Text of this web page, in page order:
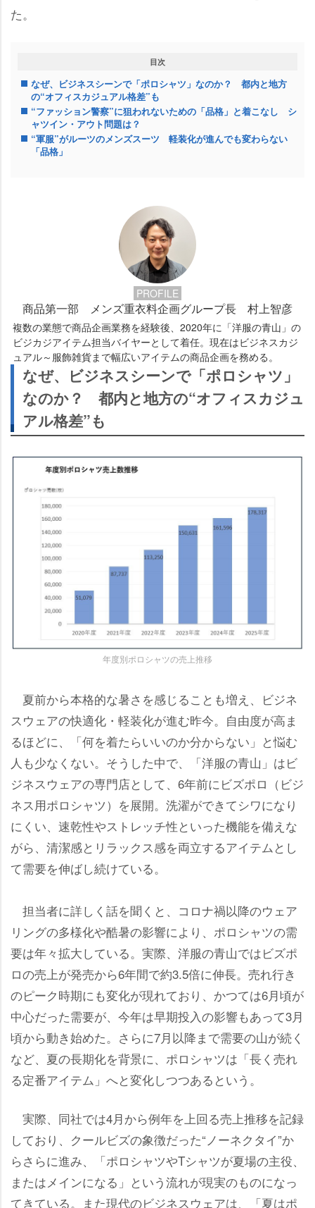
た。
目次
なぜ、ビジネスシーンで「ポロシャツ」なのか？ 都内と地方
の“オフィスカジュアル格差”も
“ファッション警察”に狙われないための「品格」と着こなし シ
ャツイン・アウト問題は？
“軍服”がルーツのメンズスーツ 軽装化が進んでも変わらない
「品格」
PROFILE
商品第一部 メンズ重衣料企画グループ長 村上智彦
複数の業態で商品企画業務を経験後、2020年に「洋服の青山」の
ビジカジアイテム担当バイヤーとして着任。現在はビジネスカジ
ュアル～服飾雑貨まで幅広いアイテムの商品企画を務める。
なぜ、ビジネスシーンで「ポロシャツ」
なのか？ 都内と地方の“オフィスカジュ
アル格差”も
年度別ポロシャツの売上推移
夏前から本格的な暑さを感じることも増え、ビジネ
スウェアの快適化・軽装化が進む昨今。自由度が高ま
るほどに、「何を着たらいいのか分からない」と悩む
人も少なくない。そうした中で、「洋服の青山」はビ
ジネスウェアの専門店として、6年前にビズポロ（ビジ
ネス用ポロシャツ）を展開。洗濯ができてシワになり
にくい、速乾性やストレッチ性といった機能を備えな
がら、清潔感とリラックス感を両立するアイテムとし
て需要を伸ばし続けている。
担当者に詳しく話を聞くと、コロナ禍以降のウェア
リングの多様化や酷暑の影響により、ポロシャツの需
要は年々拡大している。実際、洋服の青山ではビズポ
ロの売上が発売から6年間で約3.5倍に伸長。売れ行き
のピーク時期にも変化が現れており、かつては6月頃が
中心だった需要が、今年は早期投入の影響もあって3月
頃から動き始めた。さらに7月以降まで需要の山が続く
など、夏の長期化を背景に、ポロシャツは「長く売れ
る定番アイテム」へと変化しつつあるという。
実際、同社では4月から例年を上回る売上推移を記録
しており、クールビズの象徴だった“ノーネクタイ”か
らさらに進み、「ポロシャツやTシャツが夏場の主役、
またはメインになる」という流れが現実のものになっ
てきている。また現代のビジネスウェアは、「夏はポ